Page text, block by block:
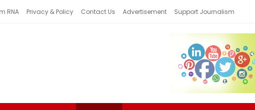
RNA Privacy & Policy Contact Us Advertisement Support Journalism